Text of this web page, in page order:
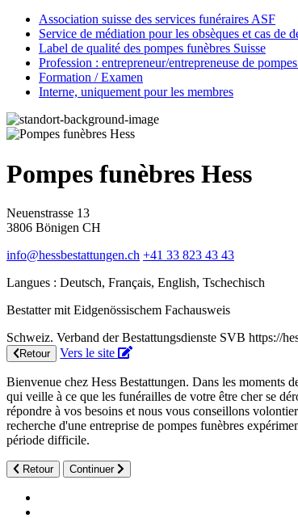
Association suisse des services funéraires ASF
Service de médiation pour les obsèques et cas de
Label de qualité des pompes funèbres Suisse
Profession : entrepreneur/entrepreneuse de
Formation / Examen
Interne, uniquement pour les membres
Pompes funèbres Hess
Neuenstrasse 13
3806 Bönigen CH
info@hessbestattungen.ch +41 33 823 43 43
Langues : Deutsch, Français, English, Tschechisch
Bestatter mit Eidgenössischem Fachausweis
Schweiz. Verband der Bestattungsdienste SVB https://
Retour Vers le site
Bienvenue chez Hess Bestattungen. Dans les moments
qui veille à ce que les funérailles de votre être cher se
répondre à vos besoins et nous vous conseillons
recherche d'une entreprise de pompes funèbres
période difficile.
Retour Continuer